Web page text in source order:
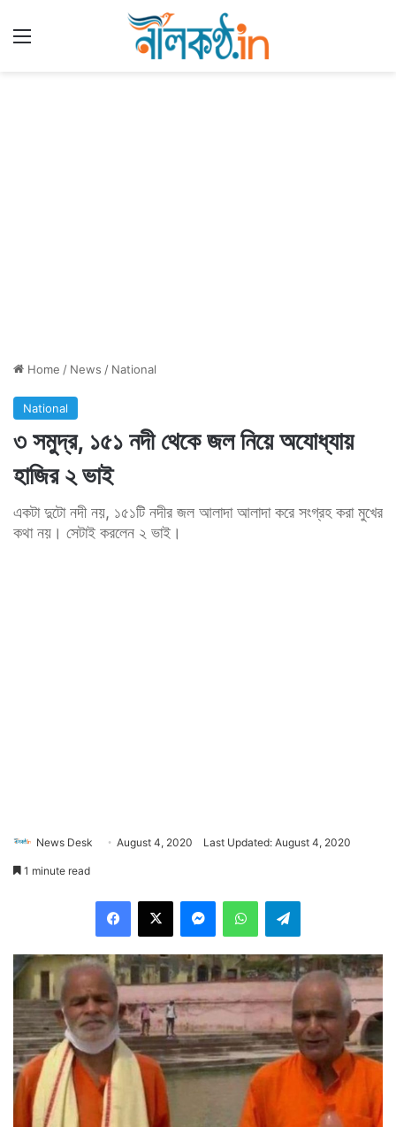
Home / News / National
National
৩ সমুদ্র, ১৫১ নদী থেকে জল নিয়ে অযোধ্যায়
হাজির ২ ভাই
একটা দুটো নদী নয়, ১৫১টি নদীর জল আলাদা আলাদা করে সংগ্রহ করা মুখের
কথা নয়। সেটাই করলেন ২ ভাই।
News Desk August 4, 2020 Last Updated: August 4, 2020
1 minute read